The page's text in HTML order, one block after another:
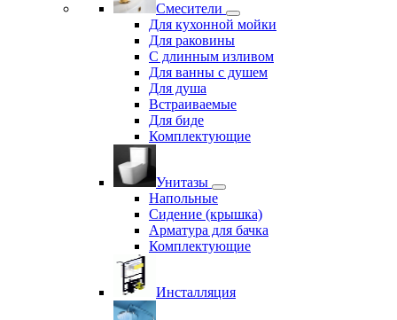
Смесители
Для кухонной мойки
Для раковины
С длинным изливом
Для ванны с душем
Для душа
Встраиваемые
Для биде
Комплектующие
Унитазы
Напольные
Сидение (крышка)
Арматура для бачка
Комплектующие
Инсталляция